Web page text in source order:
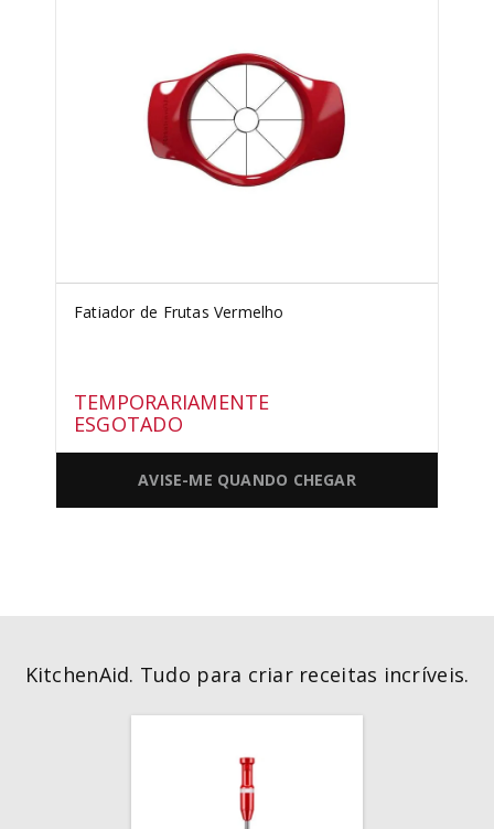
EMPIRE RED
Fatiador de Frutas Vermelho
TEMPORARIAMENTE
ESGOTADO
AVISE-ME QUANDO CHEGAR
KitchenAid. Tudo para criar receitas incríveis.